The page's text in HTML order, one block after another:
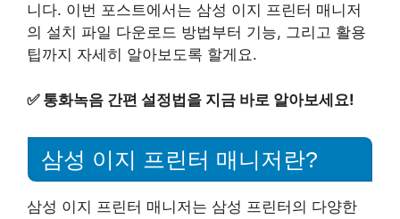
니다. 이번 포스트에서는 삼성 이지 프린터 매니저
의 설치 파일 다운로드 방법부터 기능, 그리고 활용
팁까지 자세히 알아보도록 할게요.
✅ 통화녹음 간편 설정법을 지금 바로 알아보세요!
삼성 이지 프린터 매니저란?
삼성 이지 프린터 매니저는 삼성 프린터의 다양한